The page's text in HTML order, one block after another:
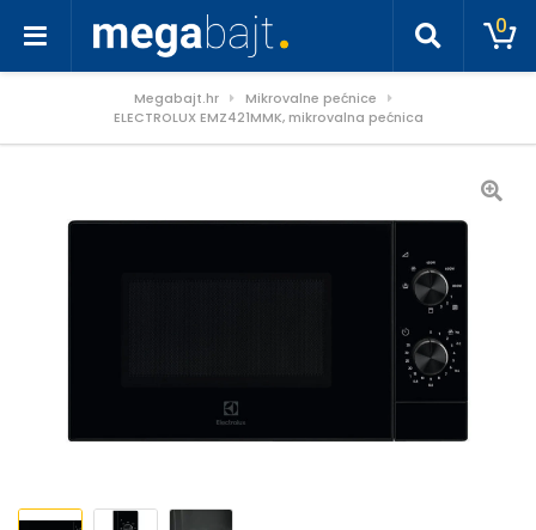
0
Megabajt.hr
Mikrovalne pećnice
ELECTROLUX EMZ421MMK, mikrovalna pećnica